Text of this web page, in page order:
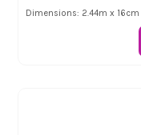
Dimensions: 2.44m x 16cm